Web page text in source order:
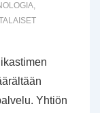
,
Yhtiön